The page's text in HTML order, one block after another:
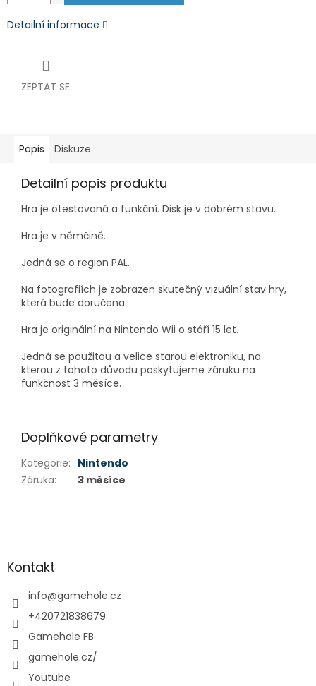
Detailní informace
ZEPTAT SE
Popis Diskuze
Detailní popis produktu
Hra je otestovaná a funkční. Disk je v dobrém stavu.
Hra je v němčině.
Jedná se o region PAL.
Na fotografiích je zobrazen skutečný vizuální stav hry,
která bude doručena.
Hra je originální na Nintendo Wii o stáří 15 let.
Jedná se použitou a velice starou elektroniku, na
kterou z tohoto důvodu poskytujeme záruku na
funkčnost 3 měsíce.
Doplňkové parametry
Kategorie: Nintendo
Záruka: 3 měsíce
aKontakt
info@gamehole.cz
+420721838679
Gamehole FB
gamehole.cz/
Youtube